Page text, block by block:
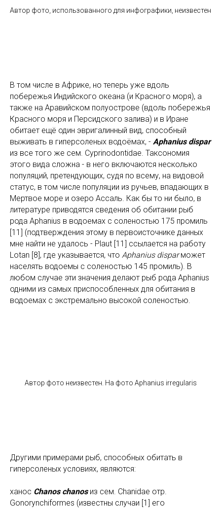
Автор фото, использованного для инфографики, неизвестен
В том числе в Африке, но теперь уже вдоль
побережья Индийского океана (и Красного моря), а
также на Аравийском полуострове (вдоль побережья
Красного моря и Персидского залива) и в Иране
обитает ещё один эвригалинный вид, способный
выживать в гиперсоленых водоёмах, - Aphanius dispar
из все того же сем. Cyprinodontidae. Таксономия
этого вида сложна - в него включаются несколько
популяций, претендующих, судя по всему, на видовой
статус, в том числе популяции из ручьев, впадающих в
Мертвое море и озеро Ассаль. Как бы то ни было, в
литературе приводятся сведения об обитании рыб
рода Aphanius в водоемах с соленостью 175 промиль
[11] (подтверждения этому в первоисточнике данных
мне найти не удалось - Plaut [11] ссылается на работу
Lotan [8], где указывается, что Aphanius disparможет
населять водоемы с соленостью 145 промиль). В
любом случае эти значения делают рыб рода Aphanius
одними из самых приспособленных для обитания в
водоемах с экстремально высокой соленостью.
Автор фото неизвестен. На фото Aphanius irregularis
Другими примерами рыб, способных обитать в
гиперсоленых условиях, являются:
ханос Chanos chanosиз сем. Chanidae отр.
Gonorynchiformes (известны случаи [1] его